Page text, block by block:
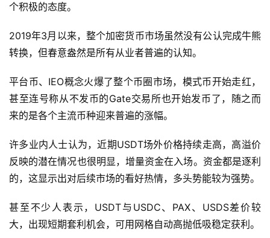
个积极的态度。
2019年3月以来，整个加密货币市场虽然没有公认完成牛熊
转换，但春意盎然是所有从业者普遍的认知。
平台币、IEO概念火爆了整个币圈市场，模式币开始走红，
甚至连号称从不发币的Gate交易所也开始发币了，随之而
来的是各个主流币种迎来普遍的涨幅。
许多业内人士认为，近期USDT场外价格持续走高，高溢价
反映的潜在情况也很明显，增量资金在入场。资金都是逐利
的，这显示出对后续市场的看好热情，多头势能较为强势。
甚至不少人表示，USDT与USDC、PAX、USDS差价较
大，出现短期套利机会，可用网格自动高抛低吸稳定获利。